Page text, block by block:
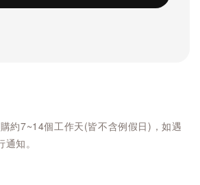
約7~14個工作天(皆不含例假日)，如遇
知。